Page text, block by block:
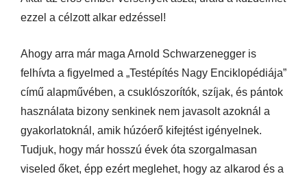
ezzel a célzott alkar edzéssel!
Ahogy arra már maga Arnold Schwarzenegger is
felhívta a figyelmed a „Testépítés Nagy Enciklopédiája”
című alapművében, a csuklószorítók, szíjak, és pántok
használata bizony senkinek nem javasolt azoknál a
gyakorlatoknál, amik húzóerő kifejtést igényelnek.
Tudjuk, hogy már hosszú évek óta szorgalmasan
viseled őket, épp ezért meglehet, hogy az alkarod és a